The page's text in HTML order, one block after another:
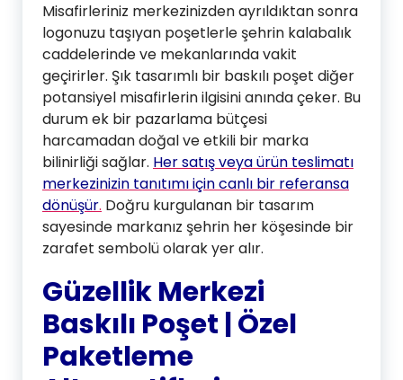
Misafirleriniz merkezinizden ayrıldıktan sonra
logonuzu taşıyan poşetlerle şehrin kalabalık
caddelerinde ve mekanlarında vakit
geçirirler. Şık tasarımlı bir baskılı poşet diğer
potansiyel misafirlerin ilgisini anında çeker. Bu
durum ek bir pazarlama bütçesi
harcamadan doğal ve etkili bir marka
bilinirliği sağlar. Her satış veya ürün teslimatı
merkezinizin tanıtımı için canlı bir referansa
dönüşür. Doğru kurgulanan bir tasarım
sayesinde markanız şehrin her köşesinde bir
zarafet sembolü olarak yer alır.
Güzellik Merkezi
Baskılı Poşet | Özel
Paketleme